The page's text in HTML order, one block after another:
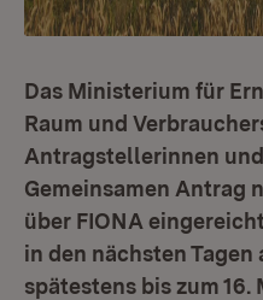
Das Ministerium für
Raum und
Antragstellerinnen
Gemeinsamen Antrag
über FIONA
in den nächsten Tagen
spätestens bis zum 16.